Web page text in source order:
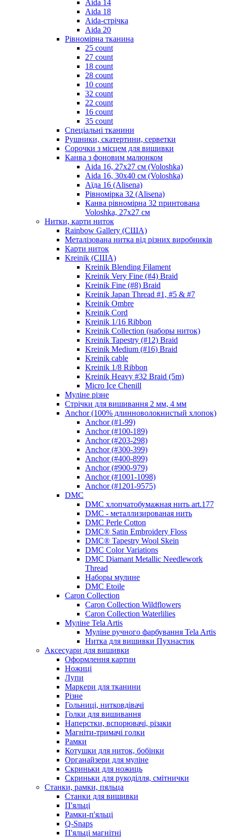
Aida 14
Aida 18
Aida-стрічка
Aida 20
Рівномірна тканина
25 count
27 count
18 count
28 count
10 count
32 count
22 count
16 count
35 count
Спеціальні тканини
Рушники, скатертини, серветки
Сорочки з місцем для вишивки
Канва з фоновим малюнком
Aida 16, 27х27 см (Voloshka)
Aida 16, 30х40 см (Voloshka)
Аїда 16 (Alisena)
Рівномірка 32 (Alisena)
Канва рівномірна 32 принтована
Voloshka, 27х27 см
Нитки, карти ниток
Rainbow Gallery (США)
Металізована нитка від різних виробників
Карти ниток
Kreinik (США)
Kreinik Blending Filament
Kreinik Very Fine (#4) Braid
Kreinik Fine (#8) Braid
Kreinik Japan Thread #1, #5 & #7
Kreinik Ombre
Kreinik Cord
Kreinik 1/16 Ribbon
Kreinik Collection (наборы ниток)
Kreinik Tapestry (#12) Braid
Kreinik Medium (#16) Braid
Kreinik cable
Kreinik 1/8 Ribbon
Kreinik Heavy #32 Braid (5m)
Micro Ice Chenill
Муліне різне
Стрічки для вишивання 2 мм, 4 мм
Anchor (100% длинноволокнистый хлопок)
Anchor (#1-99)
Anchor (#100-189)
Anchor (#203-298)
Anchor (#300-399)
Anchor (#400-899)
Anchor (#900-979)
Anchor (#1001-1098)
Anchor (#1201-9575)
DMC
DMC хлопчатобумажная нить art.177
DMC - металлизированая нить
DMC Perle Cotton
DMC® Satin Embroidery Floss
DMC® Tapestry Wool Skein
DMC Color Variations
DMC Diamant Metallic Needlework
Thread
Наборы мулине
DMC Etoile
Caron Collection
Caron Collection Wildflowers
Caron Collection Waterlilies
Муліне Tela Artis
Муліне ручного фарбування Tela Artis
Нитка для вишивки Пухнастик
Аксесуари для вишивки
Оформлення картин
Ножиці
Лупи
Маркери для тканини
Різне
Гольниці, нитковдівачі
Голки для вишивання
Наперстки, вспорювачі, різаки
Магніти-тримачі голки
Рамки
Котушки для ниток, бобінки
Органайзери для муліне
Скриньки для ножиць
Скриньки для рукоділля, смітнички
Станки, рамки, пяльца
Станки для вишивки
П'яльці
Рамки-п'яльці
Q-Snaps
П'яльці магнітні